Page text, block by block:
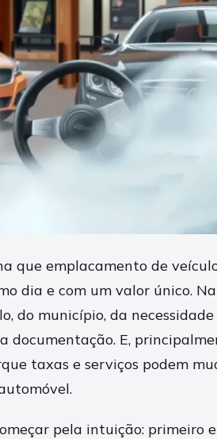
que emplacamento de
dia e com um valor único.
do município, da
documentação. E,
taxas e serviços podem
pela intuição: primeiro